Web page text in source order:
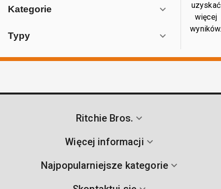
Kategorie
Typy
uzyskać
więcej
Ritchie Bros.
Więcej informacji
Najpopularniejsze kategorie